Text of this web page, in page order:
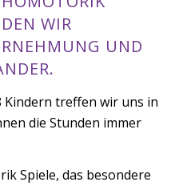
WIR
UND
treffen wir uns in
die Stunden immer
Spiele, das besondere